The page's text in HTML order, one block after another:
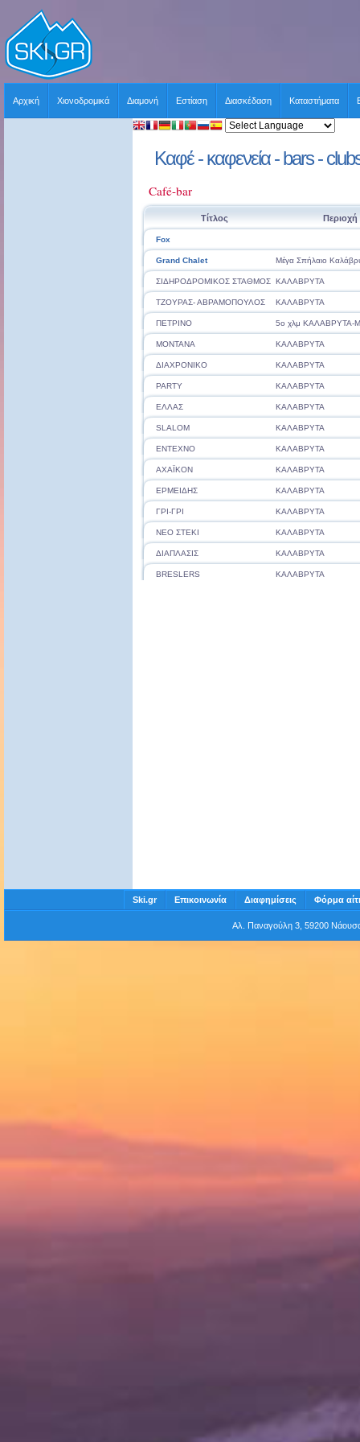
Αρχική Χιονοδρομικά Διαμονή Εστίαση Διασκέδαση Καταστήματα
Καφέ - καφενεία - bars -
Café-bar
Τίτλος Περιοχή
Fox
Grand Chalet Μέγα Σπήλαιο
ΣΙΔΗΡΟΔΡΟΜΙΚΟΣ ΣΤΑΘΜΟΣ ΚΑΛΑΒΡΥΤΑ
ΤΖΟΥΡΑΣ- ΑΒΡΑΜΟΠΟΥΛΟΣ ΚΑΛΑΒΡΥΤΑ
ΠΕΤΡΙΝΟ 5ο χλμ ΚΑΛΑΒΡΥΤΑ-
MONTANA ΚΑΛΑΒΡΥΤΑ
ΔΙΑΧΡΟΝΙΚΟ ΚΑΛΑΒΡΥΤΑ
PARTY ΚΑΛΑΒΡΥΤΑ
ΕΛΛΑΣ ΚΑΛΑΒΡΥΤΑ
SLALOM ΚΑΛΑΒΡΥΤΑ
ΕΝΤΕΧΝΟ ΚΑΛΑΒΡΥΤΑ
ΑΧΑΪΚΟΝ ΚΑΛΑΒΡΥΤΑ
ΕΡΜΕΙΔΗΣ ΚΑΛΑΒΡΥΤΑ
ΓΡΙ-ΓΡΙ ΚΑΛΑΒΡΥΤΑ
ΝΕΟ ΣΤΕΚΙ ΚΑΛΑΒΡΥΤΑ
ΔΙΑΠΛΑΣΙΣ ΚΑΛΑΒΡΥΤΑ
BRESLERS ΚΑΛΑΒΡΥΤΑ
Ski.gr Επικοινωνία Διαφημίσεις Φόρμα
Αλ. Παναγούλη 3, 59200